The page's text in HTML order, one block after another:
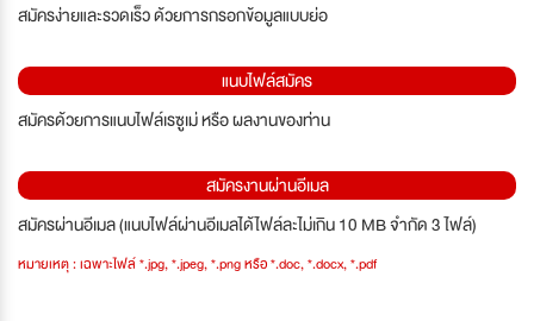
สมัครง่ายและรวดเร็ว ด้วยการกรอกข้อมูลแบบย่อ
แนบไฟล์สมัคร
สมัครด้วยการแนบไฟล์เรซูเม่ หรือ ผลงานของท่าน
สมัครงานผ่านอีเมล
สมัครผ่านอีเมล (แนบไฟล์ผ่านอีเมลได้ไฟล์ละไม่เกิน 10 MB จำกัด 3 ไฟล์)
หมายเหตุ : เฉพาะไฟล์ *.jpg, *.jpeg, *.png หรือ *.doc, *.docx, *.pdf